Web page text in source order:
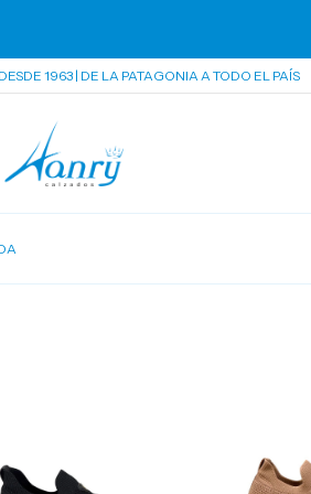
1963 | DE LA PATAGONIA A TODO EL PAÍS